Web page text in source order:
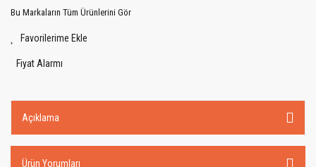
Bu Markaların Tüm Ürünlerini Gör
Fiyat Alarmı
Açıklama
Ürün Yorumları